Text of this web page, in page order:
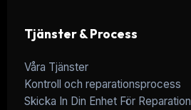
Tjänster & Process
Våra Tjänster
Kontroll och reparationsprocess
Skicka In Din Enhet För Reparation